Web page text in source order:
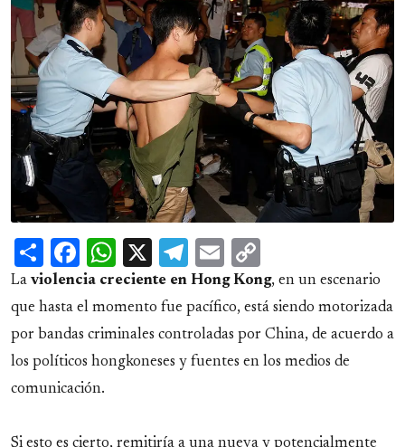
ShareFacebook
WhatsApp
X Telegram
Email
Link
La violencia creciente en Hong Kong, en un escenario
que hasta el momento fue pacífico, está siendo motorizada
por bandas criminales controladas por China, de acuerdo a
los políticos hongkoneses y fuentes en los medios de
comunicación.
Si esto es cierto, remitiría a una nueva y potencialmente